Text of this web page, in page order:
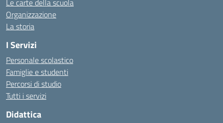
Le carte della scuola
Organizzazione
La storia
I Servizi
Personale scolastico
Famiglie e studenti
Percorsi di studio
Tutti i servizi
Didattica